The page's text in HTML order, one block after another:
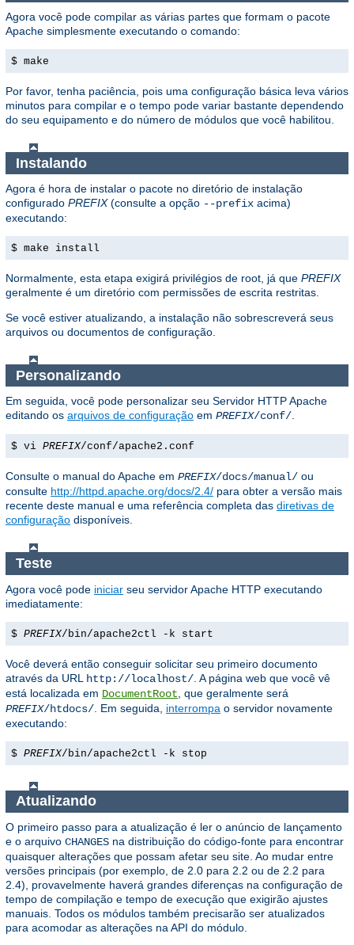
Agora você pode compilar as várias partes que formam o pacote
Apache simplesmente executando o comando:
$ make
Por favor, tenha paciência, pois uma configuração básica leva vários
minutos para compilar e o tempo pode variar bastante dependendo
do seu equipamento e do número de módulos que você habilitou.
Instalando
Agora é hora de instalar o pacote no diretório de instalação
configurado PREFIX(consulte a opção --prefix acima)
executando:
$ make install
Normalmente, esta etapa exigirá privilégios de root, já que PREFIX
geralmente é um diretório com permissões de escrita restritas.
Se você estiver atualizando, a instalação não sobrescreverá seus
arquivos ou documentos de configuração.
Personalizando
Em seguida, você pode personalizar seu Servidor HTTP Apache
editando os arquivos de configuração em PREFIX/conf/.
$ vi PREFIX/conf/apache2.conf
Consulte o manual do Apache em PREFIX/docs/manual/ ou
consulte http://httpd.apache.org/docs/2.4/ para obter a versão mais
recente deste manual e uma referência completa das diretivas de
configuração disponíveis.
Teste
Agora você pode iniciar seu servidor Apache HTTP executando
imediatamente:
$ PREFIX/bin/apache2ctl -k start
Você deverá então conseguir solicitar seu primeiro documento
através da URL
http://localhost/ . A página web que você vê
está localizada em DocumentRoot , que geralmente será
PREFIX/htdocs/ . Em seguida, interrompa o servidor novamente
executando:
$ PREFIX/bin/apache2ctl -k stop
Atualizando
O primeiro passo para a atualização é ler o anúncio de lançamento
e o arquivo CHANGES na distribuição do código-fonte para encontrar
quaisquer alterações que possam afetar seu site. Ao mudar entre
versões principais (por exemplo, de 2.0 para 2.2 ou de 2.2 para
2.4), provavelmente haverá grandes diferenças na configuração de
tempo de compilação e tempo de execução que exigirão ajustes
manuais. Todos os módulos também precisarão ser atualizados
para acomodar as alterações na API do módulo.